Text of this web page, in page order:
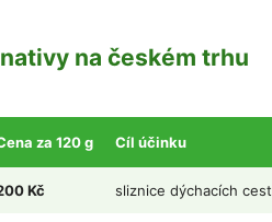
na českém trhu
za 120 g Cíl účinku
Kč sliznice dýchacích cest